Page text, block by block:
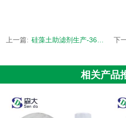
上一篇: 硅藻土助滤剂生产-36道严谨生产工序-[森大硅藻土] 下
相关产品